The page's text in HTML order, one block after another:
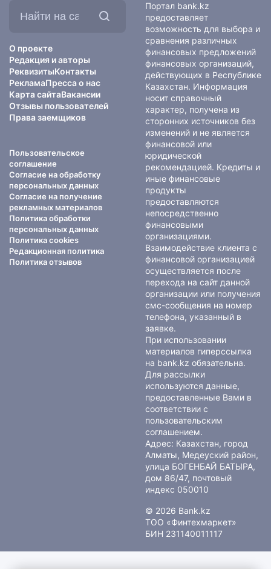
О проекте
Редакция и авторы
РеквизитыКонтакты
РекламаПресса о нас
Карта сайтаВакансии
Отзывы пользователей
Права заемщиков
Пользовательское
соглашение
Согласие на обработку
персональных данных
Согласие на получение
рекламных материалов
Политика обработки
персональных данных
Политика cookies
Редакционная политика
Политика отзывов
Портал bank.kz
предоставляет
возможность для выбора и
сравнения различных
финансовых предложений
финансовых организаций,
действующих в Республике
Казахстан. Информация
носит справочный
характер, получена из
сторонних источников без
изменений и не является
финансовой или
юридической
рекомендацией. Кредиты и
иные финансовые
продукты
предоставляются
непосредственно
финансовыми
организациями.
Взаимодействие клиента с
финансовой организацией
осуществляется после
перехода на сайт данной
организации или получения
смс-сообщения на номер
телефона, указанный в
заявке.
При использовании
материалов гиперссылка
на bank.kz обязательна.
Для рассылки
используются данные,
предоставленные Вами в
соответствии с
пользовательским
соглашением.
Адрес: Казахстан, город
Алматы, Медеуский район,
улица БОГЕНБАЙ БАТЫРА,
дом 86/47, почтовый
индекс 050010
© 2026 Bank.kz
ТОО «Финтехмаркет»
БИН 231140011117